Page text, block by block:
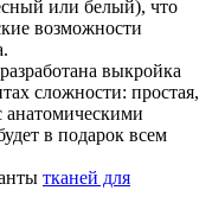
или белый), что
возможности
выкройка
сложности: простая,
в подарок всем
тканей для